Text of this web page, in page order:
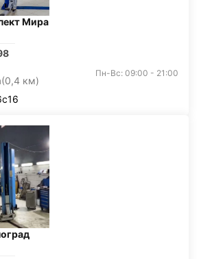
Мира
(0,4 км)
Пн-Вс: 09:00 - 21:00